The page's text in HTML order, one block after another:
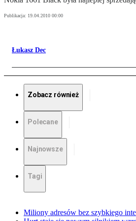
Publikacja: 19.04.2010 00:00
Łukasz Dec
Zobacz również
Polecane
Najnowsze
Tagi
Miliony adresów bez szybkiego